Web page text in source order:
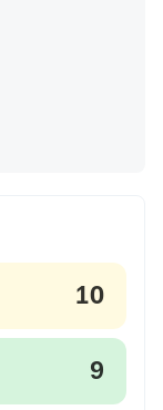
10
9